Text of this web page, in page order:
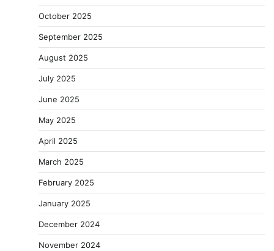
October 2025
September 2025
August 2025
July 2025
June 2025
May 2025
April 2025
March 2025
February 2025
January 2025
December 2024
November 2024